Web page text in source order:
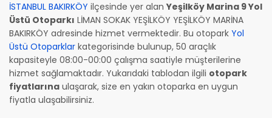
İSTANBUL BAKIRKÖY ilçesinde yer alanYeşilköy Marina 9 Yol
Üstü Otoparkı LİMAN SOKAK YEŞİLKÖY YEŞİLKÖY MARİNA
BAKIRKÖY adresinde hizmet vermektedir. Bu otopark Yol
Üstü Otoparklar kategorisinde bulunup, 50 araçlık
kapasiteyle 08:00-00:00 çalışma saatiyle müşterilerine
hizmet sağlamaktadır. Yukarıdaki tablodan ilgili otopark
fiyatlarına ulaşarak, size en yakın otoparka en uygun
fiyatla ulaşabilirsiniz.